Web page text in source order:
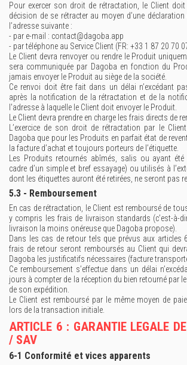
Pour exercer son droit de rétractation, le Client
décision de se rétracter au moyen d’une déclaration
l’adresse suivante :
- par e-mail : contact@dagoba.app
- par téléphone au Service Client (FR: +33 1 87 20 70
Le Client devra renvoyer ou rendre le Produit
sera communiquée par Dagoba en fonction du
jamais envoyer le Produit au siège de la société.
Ce renvoi doit être fait dans un délai n’excédant
après la notification de la rétractation et de la
l'adresse à laquelle le Client doit envoyer le Produit.
Le Client devra prendre en charge les frais directs de
L’exercice de son droit de rétractation par le
Dagoba que pour les Produits en parfait état de
la facture d’achat et toujours porteurs de l’étiquette.
Les Produits retournés abîmés, salis ou ayant
cadre d’un simple et bref essayage) ou utilisés à
dont les étiquettes auront été retirées, ne seront pas
5.3 - Remboursement
En cas de rétractation, le Client est remboursé de
y compris les frais de livraison standards (c’est-à-
livraison la moins onéreuse que Dagoba propose).
Dans les cas de retour tels que prévus aux articles
frais de retour seront remboursés au Client qui
Dagoba les justificatifs nécessaires (facture
Ce remboursement s’effectue dans un délai
jours à compter de la réception du bien retourné par
de son expédition.
Le Client est remboursé par le même moyen de
lors de la transaction initiale.
ARTICLE 6 : GARANTIE LEGALE
/ SAV
6-1 Conformité et vices apparents